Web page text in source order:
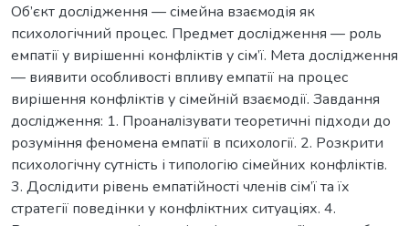
Об’єкт дослідження — сімейна взаємодія як
психологічний процес. Предмет дослідження — роль
емпатії у вирішенні конфліктів у сім’ї. Мета дослідження
— виявити особливості впливу емпатії на процес
вирішення конфліктів у сімейній взаємодії. Завдання
дослідження: 1. Проаналізувати теоретичні підходи до
розуміння феномена емпатії в психології. 2. Розкрити
психологічну сутність і типологію сімейних конфліктів.
3. Дослідити рівень емпатійності членів сім’ї та їх
стратегії поведінки у конфліктних ситуаціях. 4.